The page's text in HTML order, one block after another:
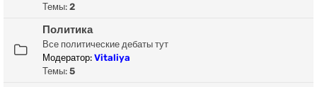
Темы: 2
Политика
Все политические дебаты тут
Модератор: Vitaliya
Темы: 5